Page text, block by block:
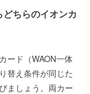
ちらのイオンカ
ード（WAON一体
替え条件が同じた
ましょう。両カー